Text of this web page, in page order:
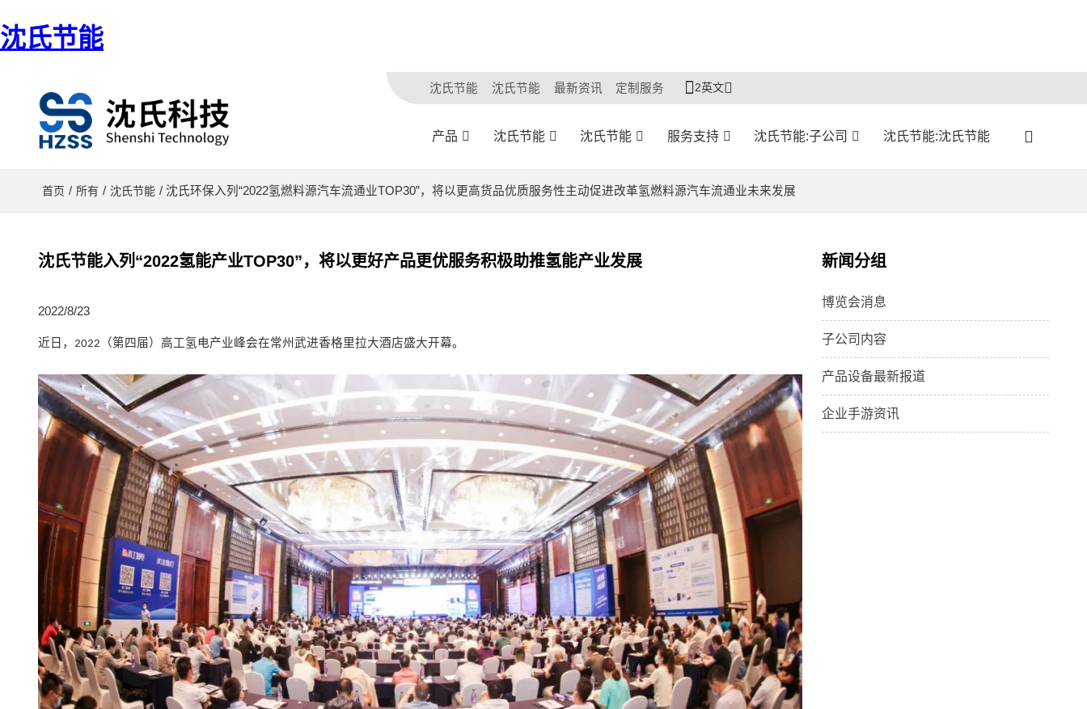
沈氏节能
沈氏节能 沈氏节能 最新资讯 定制服务 2英文
产品 沈氏节能 沈氏节能 服务支持 沈氏节能:子公司 沈氏节能:沈氏节能
首页 / 所有 / 沈氏节能 / 沈氏环保入列“2022氢燃料源汽车流通业TOP30”，将以更高货品优质服务性主动促进改革氢燃料源汽车流通业未来发展
沈氏节能入列“2022氢能产业TOP30”，将以更好产品更优服务积极助推氢能产业发展
2022/8/23
近日 ， 2022 （第四届）高工氢电产业峰会在常州武进香格里拉大酒店盛大开幕。
新闻分组
博览会消息
子公司内容
产品设备最新报道
企业手游资讯